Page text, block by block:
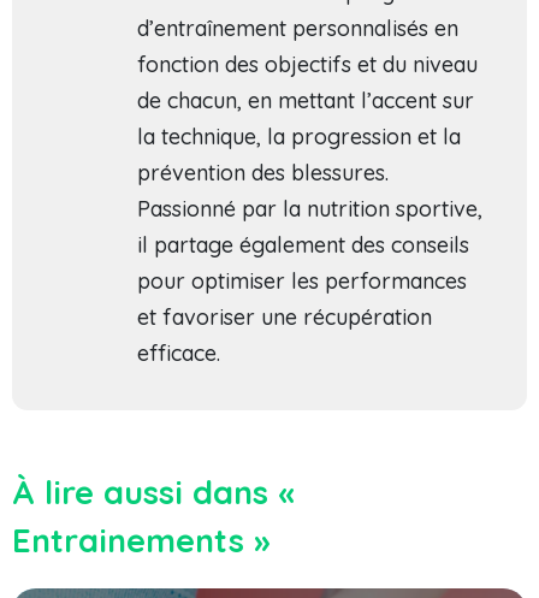
d’entraînement personnalisés en
fonction des objectifs et du niveau
de chacun, en mettant l’accent sur
la technique, la progression et la
prévention des blessures.
Passionné par la nutrition sportive,
il partage également des conseils
pour optimiser les performances
et favoriser une récupération
efficace.
À lire aussi dans «
Entrainements »